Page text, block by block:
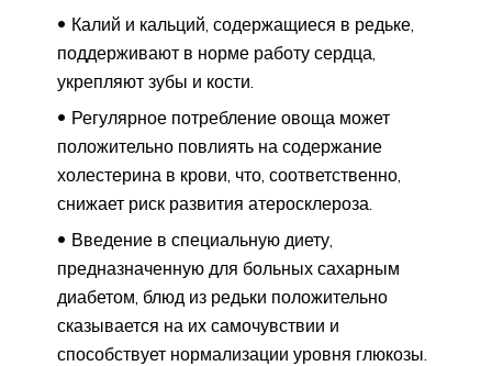
Калий и кальций, содержащиеся в редьке,
поддерживают в норме работу сердца,
укрепляют зубы и кости.
Регулярное потребление овоща может
положительно повлиять на содержание
холестерина в крови, что, соответственно,
снижает риск развития атеросклероза.
Введение в специальную диету,
предназначенную для больных сахарным
диабетом, блюд из редьки положительно
сказывается на их самочувствии и
способствует нормализации уровня глюкозы.